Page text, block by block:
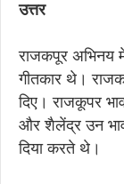
उत्तर
राजकपूर अभिनय
गीतकार थे।
दिए। राजकूपर
और शैलेंद्र उन
दिया करते थे।